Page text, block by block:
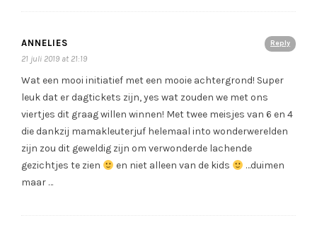
Reply
ANNELIES
21 juli 2019 at 21:19
Wat een mooi initiatief met een mooie achtergrond! Super
leuk dat er dagtickets zijn, yes wat zouden we met ons
viertjes dit graag willen winnen! Met twee meisjes van 6 en 4
die dankzij mamakleuterjuf helemaal into wonderwerelden
zijn zou dit geweldig zijn om verwonderde lachende
gezichtjes te zien
en niet alleen van de kids
…duimen
maar …